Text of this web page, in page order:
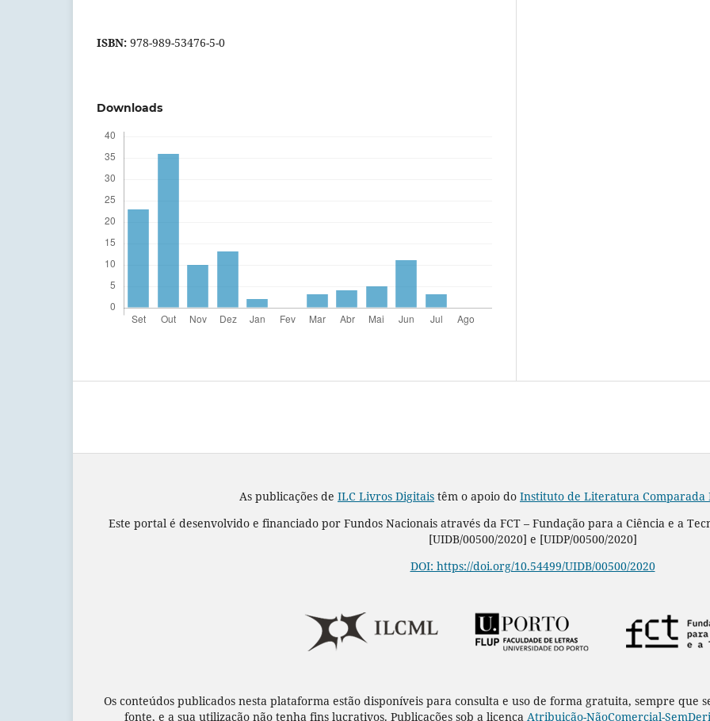
ISBN: 978-989-53476-5-0
Downloads
As publicações de ILC Livros Digitais têm o apoio do Instituto de Literatura Comparada
Este portal é desenvolvido e financiado por Fundos Nacionais através da FCT – Fundação para a Ciência e a
[UIDB/00500/2020] e [UIDP/00500/2020]
DOI: https://doi.org/10.54499/UIDB/00500/2020
Os conteúdos publicados nesta plataforma estão disponíveis para consulta e uso de forma gratuita, sempre que
fonte, e a sua utilização não tenha fins lucrativos. Publicações sob a licença Atribuição-NãoComercial-